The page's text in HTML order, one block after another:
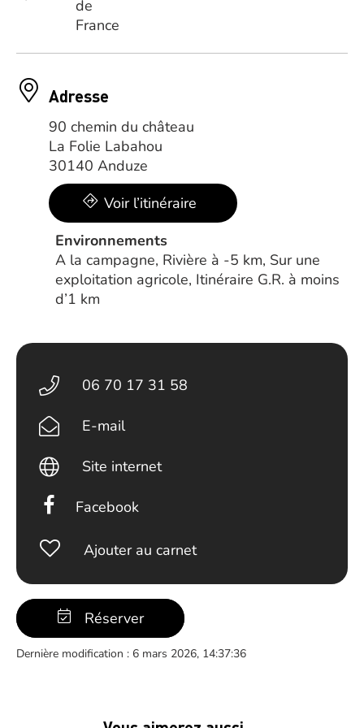
Adresse
90 chemin du château
La Folie Labahou
30140 Anduze
Voir l’itinéraire
Environnements
A la campagne, Rivière à -5 km, Sur une
exploitation agricole, Itinéraire G.R. à moins
d’1 km
06 70 17 31 58
E-mail
Site internet
Facebook
Ajouter au carnet
Réserver
Dernière modification : 6 mars 2026, 14:37:36